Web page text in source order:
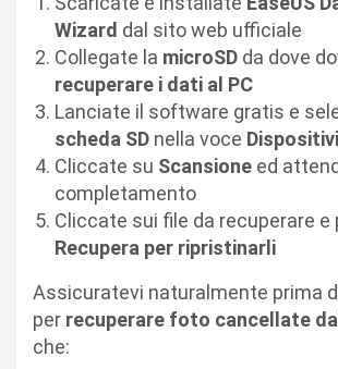
Wizard dal sito web ufficiale
Collegate la microSD da dove
recuperare i dati al PC
Lanciate il software gratis e
scheda SD nella voce
Cliccate su Scansione ed
completamento
Cliccate sui file da recuperare e
Recupera per ripristinarli
Assicuratevi naturalmente prima
per recuperare foto cancellate
che: